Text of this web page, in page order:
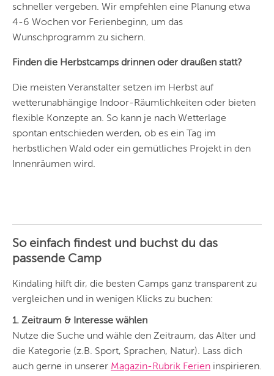
DRESDEN
NÜRNBERG
WIEN
ZÜRICH
schneller vergeben. Wir empfehlen eine Planung etwa
4-6 Wochen vor Ferienbeginn, um das
Wunschprogramm zu sichern.
Finden die Herbstcamps drinnen oder draußen statt?
Die meisten Veranstalter setzen im Herbst auf
wetterunabhängige Indoor-Räumlichkeiten oder bieten
flexible Konzepte an. So kann je nach Wetterlage
spontan entschieden werden, ob es ein Tag im
herbstlichen Wald oder ein gemütliches Projekt in den
Innenräumen wird.
So einfach findest und buchst du das
passende Camp
Kindaling hilft dir, die besten Camps ganz transparent zu
vergleichen und in wenigen Klicks zu buchen:
1. Zeitraum & Interesse wählen
Nutze die Suche und wähle den Zeitraum, das Alter und
die Kategorie (z.B. Sport, Sprachen, Natur). Lass dich
auch gerne in unserer Magazin-Rubrik Ferien inspirieren.